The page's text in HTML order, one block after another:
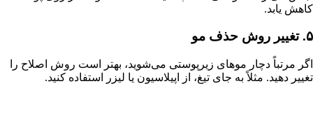
کاهش یابد.
۵. تغییر روش حذف مو
اگر مرتباً دچار موهای زیرپوستی می‌شوید، بهتر است روش اصلاح را
تغییر دهید. مثلاً به جای تیغ، از اپیلاسیون یا لیزر استفاده کنید.